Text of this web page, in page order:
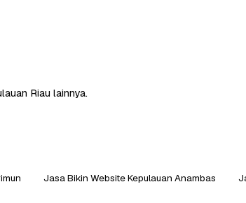
Riau lainnya.
Jasa Bikin Website Kepulauan Anambas